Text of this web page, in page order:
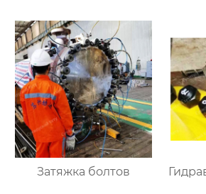
Затяжка болтов